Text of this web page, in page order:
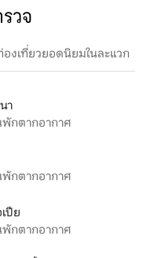
วจ
งเที่ยวยอดนิยมในละแวก
า
กตากอากาศ
กตากอากาศ
ปีย
กตากอากาศ